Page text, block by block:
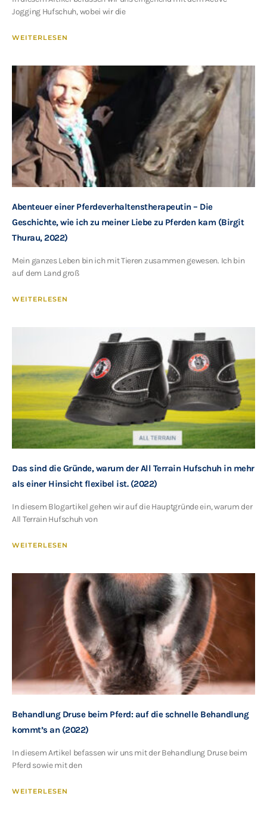
Jogging Hufschuh, wobei wir die
WEITERLESEN
Abenteuer einer Pferdeverhaltenstherapeutin – Die
Geschichte, wie ich zu meiner Liebe zu Pferden kam (Birgit
Thurau, 2022)
Mein ganzes Leben bin ich mit Tieren zusammen gewesen. Ich bin
auf dem Land groß
WEITERLESEN
Das sind die Gründe, warum der All Terrain Hufschuh in mehr
als einer Hinsicht flexibel ist. (2022)
In diesem Blogartikel gehen wir auf die Hauptgründe ein, warum der
All Terrain Hufschuh von
WEITERLESEN
Behandlung Druse beim Pferd: auf die schnelle Behandlung
kommt’s an (2022)
In diesem Artikel befassen wir uns mit der Behandlung Druse beim
Pferd sowie mit den
WEITERLESEN